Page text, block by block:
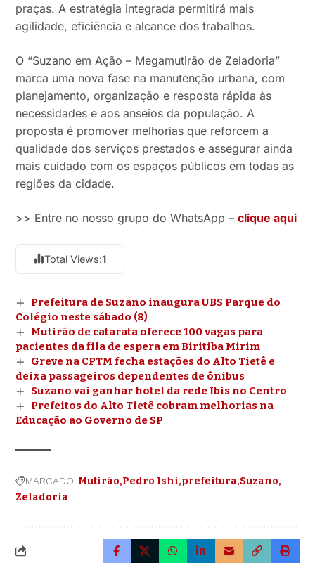
praças. A estratégia integrada permitirá mais
agilidade, eficiência e alcance dos trabalhos.
O “Suzano em Ação – Megamutirão de Zeladoria”
marca uma nova fase na manutenção urbana, com
planejamento, organização e resposta rápida às
necessidades e aos anseios da população. A
proposta é promover melhorias que reforcem a
qualidade dos serviços prestados e assegurar ainda
mais cuidado com os espaços públicos em todas as
regiões da cidade.
>> Entre no nosso grupo do WhatsApp –clique aqui
Total Views:1
Prefeitura de Suzano inaugura UBS Parque do
Colégio neste sábado (8)
Mutirão de catarata oferece 100 vagas para
pacientes da fila de espera em Biritiba Mirim
Greve na CPTM fecha estações do Alto Tietê e
deixa passageiros dependentes de ônibus
Suzano vai ganhar hotel da rede Ibis no Centro
Prefeitos do Alto Tietê cobram melhorias na
Educação ao Governo de SP
MARCADO: Mutirão Pedro Ishi prefeitura Suzano
Zeladoria